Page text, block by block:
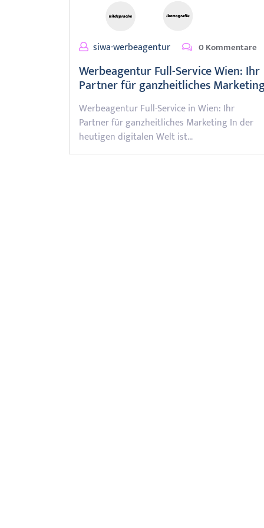
siwa-werbeagentur 0 Kommentare
Werbeagentur Full-Service Wien: Ihr
Partner für ganzheitliches
Werbeagentur Full-Service in Wien: Ihr
Partner für ganzheitliches Marketing In der
heutigen digitalen Welt ist…